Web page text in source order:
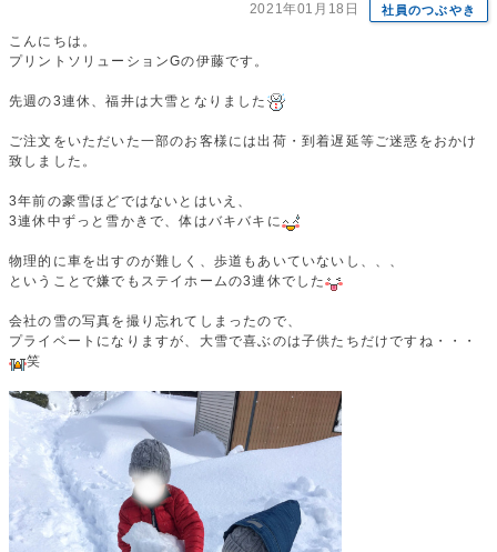
2021年01月18日 社員のつぶやき
こんにちは。
プリントソリューションGの伊藤です。
先週の3連休、福井は大雪となりました
ご注文をいただいた一部のお客様には出荷・到着遅延等ご迷惑をおかけ
致しました。
3年前の豪雪ほどではないとはいえ、
3連休中ずっと雪かきで、体はバキバキに
物理的に車を出すのが難しく、歩道もあいていないし、、、
ということで嫌でもステイホームの3連休でした
会社の雪の写真を撮り忘れてしまったので、
プライベートになりますが、大雪で喜ぶのは子供たちだけですね・・・
笑